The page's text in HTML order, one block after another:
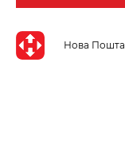
Нова Пошта